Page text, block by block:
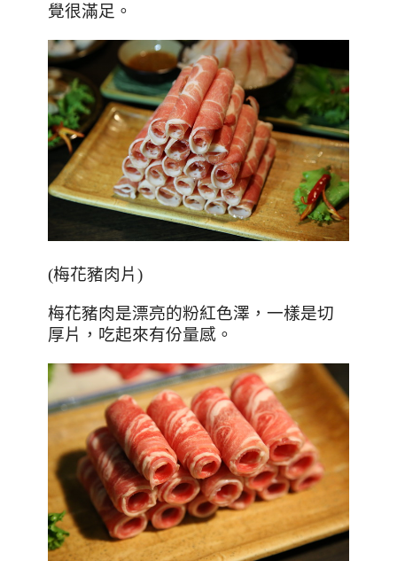
覺很滿足。
(梅花豬肉片)
梅花豬肉是漂亮的粉紅色澤，一樣是切
厚片，吃起來有份量感。